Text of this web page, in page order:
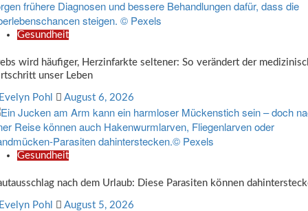
Gesundheit
wird häufiger, Herzinfarkte seltener: So verändert der
unser Leben
Pohl August 6, 2026
Gesundheit
nach dem Urlaub: Diese Parasiten können
Pohl August 5, 2026